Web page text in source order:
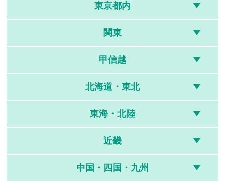
東京都内
関東
甲信越
北海道・東北
東海・北陸
近畿
中国・四国・九州